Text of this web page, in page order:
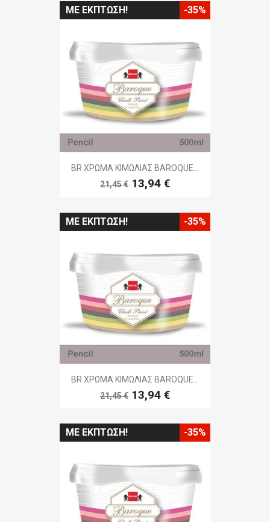
BR ΧΡΩΜΑ ΚΙΜΩΛΙΑΣ BAROQUE...
21,45 € 13,94 €
ΜΕ ΈΚΠΤΩΣΗ! -35%
BR ΧΡΩΜΑ ΚΙΜΩΛΙΑΣ BAROQUE...
21,45 € 13,94 €
ΜΕ ΈΚΠΤΩΣΗ! -35%
ΜΕ ΈΚΠΤΩΣΗ! -35%